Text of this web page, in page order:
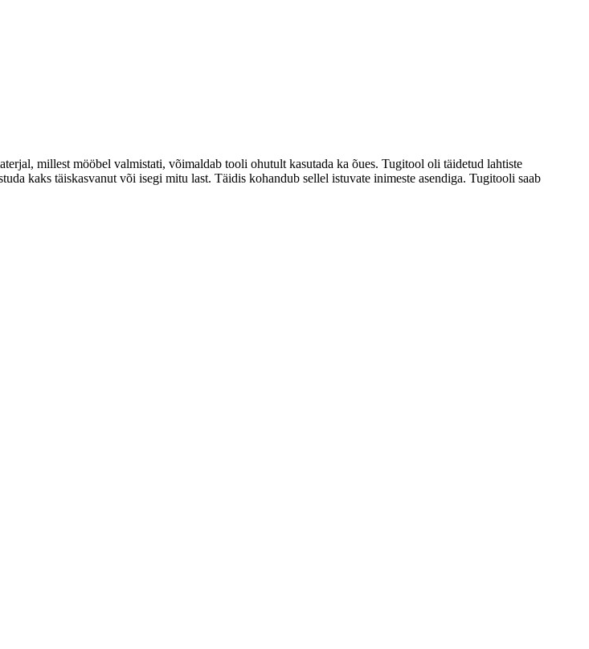
millest mööbel valmistati, võimaldab tooli ohutult kasutada ka õues. Tugitool oli täidetud lahtiste
kaks täiskasvanut või isegi mitu last. Täidis kohandub sellel istuvate inimeste asendiga. Tugitooli saab